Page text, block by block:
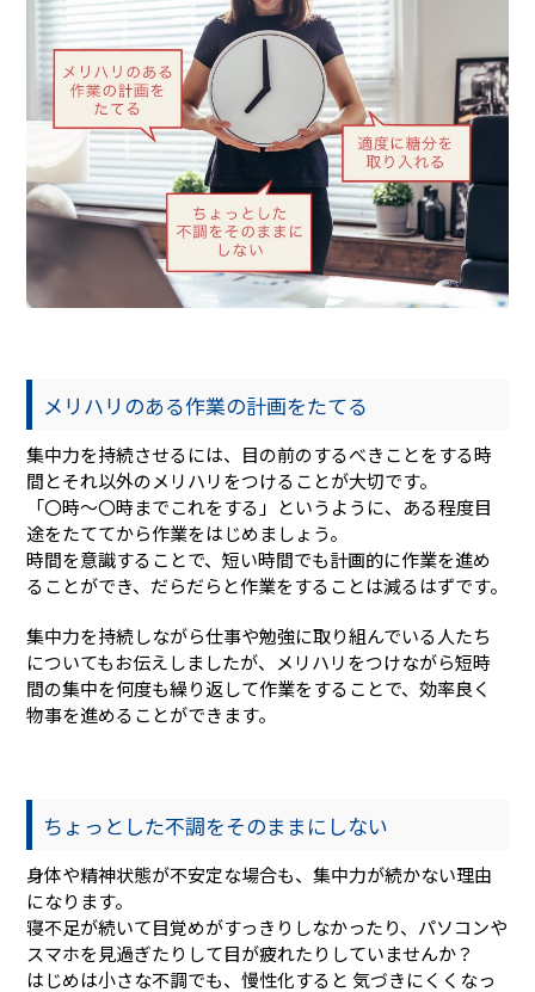
メリハリのある作業の計画をたてる
集中力を持続させるには、目の前のするべきことをする時
間とそれ以外のメリハリをつけることが大切です。
「〇時～〇時までこれをする」というように、ある程度目
途をたててから作業をはじめましょう。
時間を意識することで、短い時間でも計画的に作業を進め
ることができ、だらだらと作業をすることは減るはずです。
集中力を持続しながら仕事や勉強に取り組んでいる人たち
についてもお伝えしましたが、メリハリをつけながら短時
間の集中を何度も繰り返して作業をすることで、効率良く
物事を進めることができます。
ちょっとした不調をそのままにしない
身体や精神状態が不安定な場合も、集中力が続かない理由
になります。
寝不足が続いて目覚めがすっきりしなかったり、パソコンや
スマホを見過ぎたりして目が疲れたりしていませんか？
はじめは小さな不調でも、慢性化すると 気づきにくくなっ